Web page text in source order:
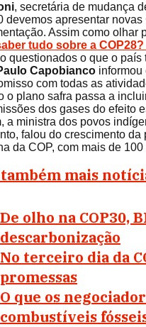
, secretária de mudança
devemos apresentar
Assim como olhar
tudo sobre a
questionados o que o
Capobianco informou
com todas as
o plano safra passa a
dos gases do efeito
a ministra dos povos
falou do crescimento
da COP, com mais de
mais
De olho na COP30,
descarbonização
No terceiro dia da
promessas
O que os
combustíveis